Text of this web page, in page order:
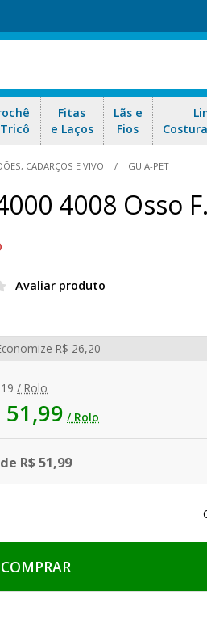
Fitas
e Laços
Lãs e
Fios
CADARÇOS E VIVO GUIA-PET
4008 Osso
Avaliar produto
/ Rolo
51,99 / Rolo
R$ 26,20
R$ 51,99
COMPRAR